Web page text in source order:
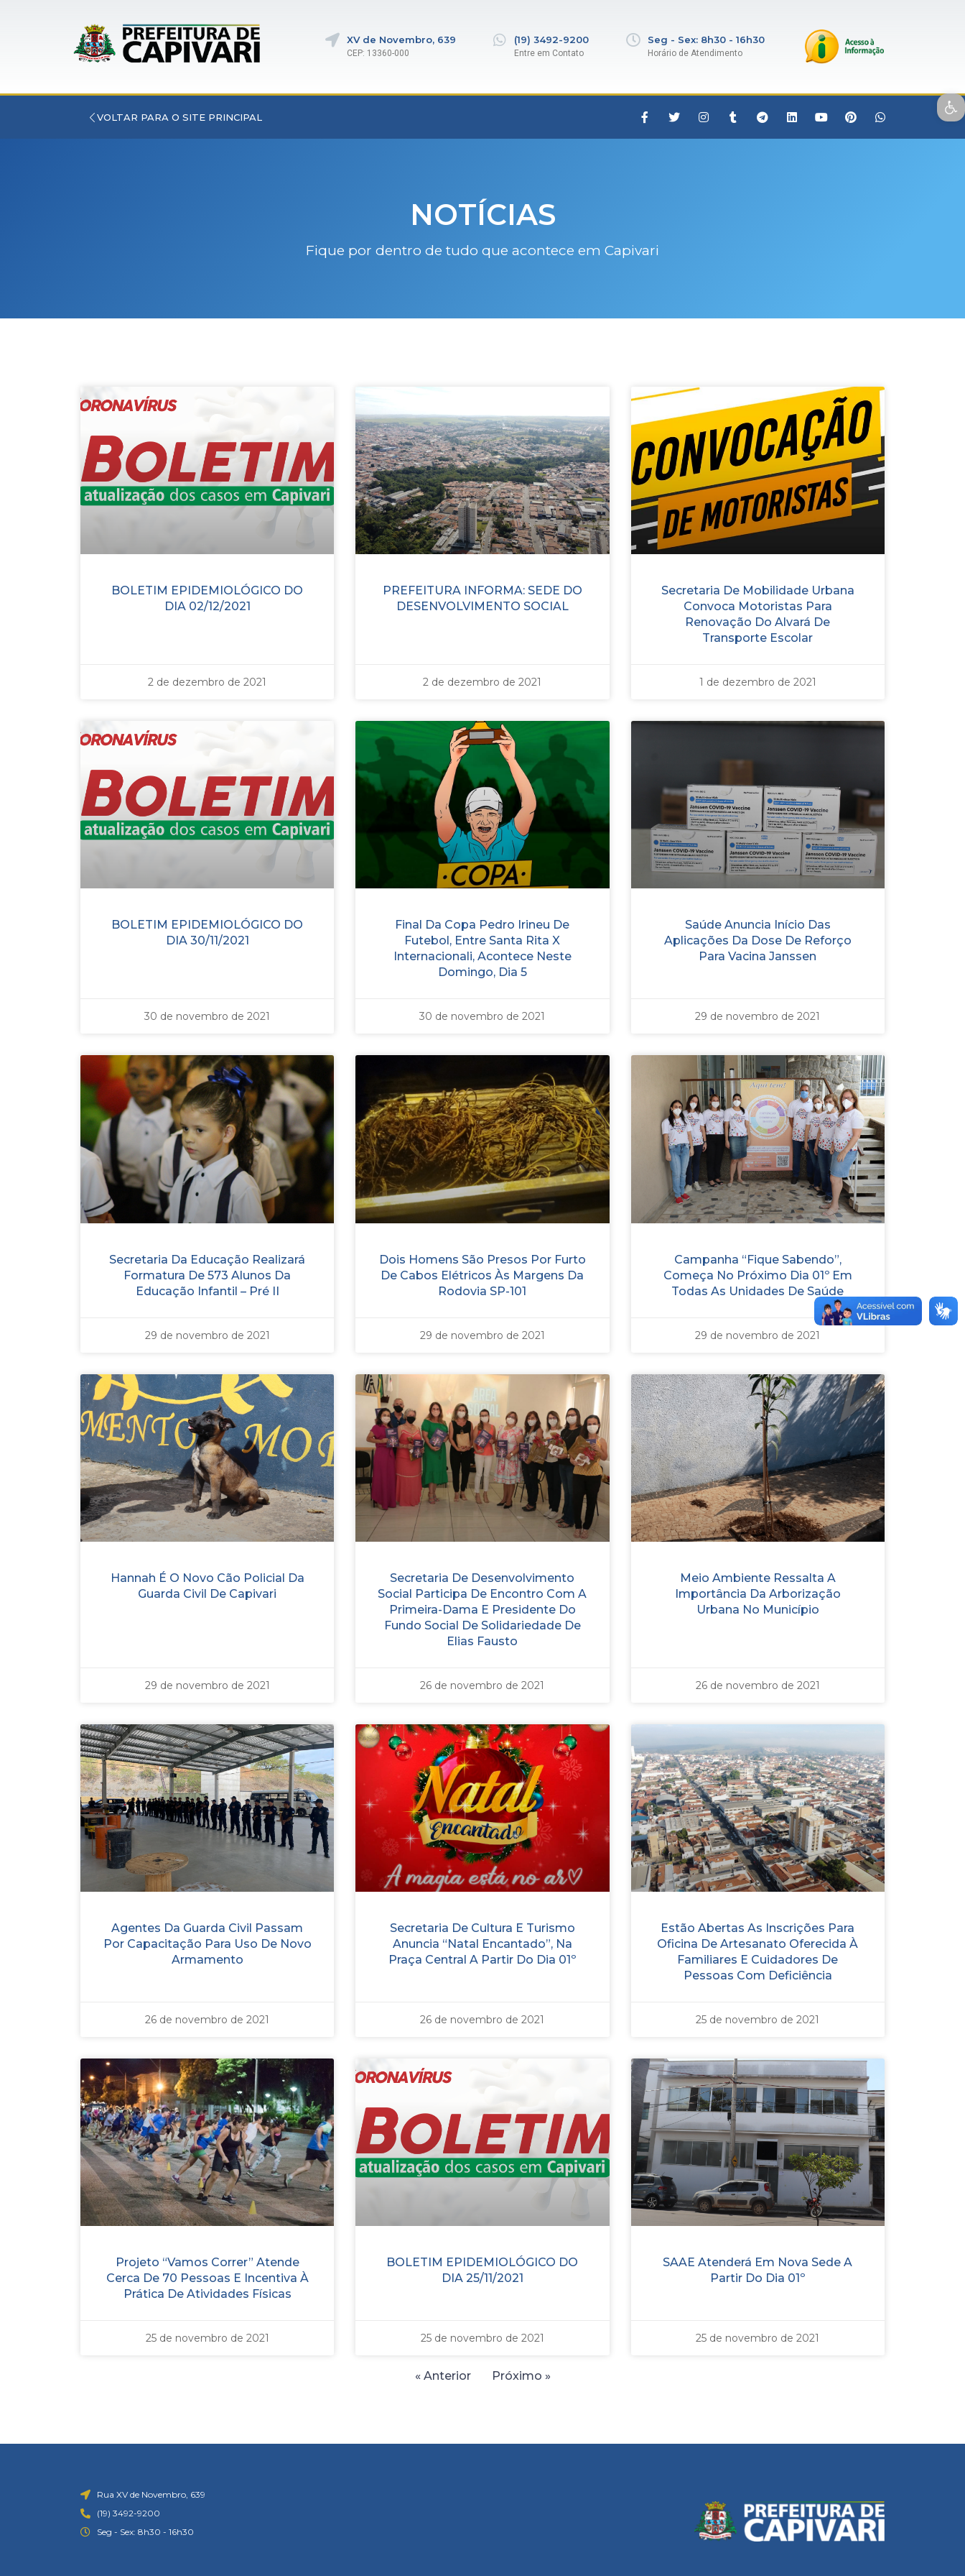
Open toolbar
XV de Novembro, 639
CEP: 13360-000
(19) 3492-9200
Entre em Contato
Seg - Sex: 8h30 - 16h30
Horário de Atendimento
VOLTAR PARA O SITE PRINCIPAL
NOTÍCIAS
Fique por dentro de tudo que acontece em Capivari
BOLETIM EPIDEMIOLÓGICO DO
DIA 02/12/2021
2 de dezembro de 2021
PREFEITURA INFORMA: SEDE DO
DESENVOLVIMENTO SOCIAL
2 de dezembro de 2021
Secretaria De Mobilidade Urbana
Convoca Motoristas Para
Renovação Do Alvará De
Transporte Escolar
1 de dezembro de 2021
BOLETIM EPIDEMIOLÓGICO DO
DIA 30/11/2021
30 de novembro de 2021
Final Da Copa Pedro Irineu De
Futebol, Entre Santa Rita X
Internacionali, Acontece Neste
Domingo, Dia 5
30 de novembro de 2021
Saúde Anuncia Início Das
Aplicações Da Dose De Reforço
Para Vacina Janssen
29 de novembro de 2021
Secretaria Da Educação Realizará
Formatura De 573 Alunos Da
Educação Infantil – Pré II
29 de novembro de 2021
Dois Homens São Presos Por Furto
De Cabos Elétricos Às Margens Da
Rodovia SP-101
29 de novembro de 2021
Campanha “Fique Sabendo”,
Começa No Próximo Dia 01º Em
Todas As Unidades De Saúde
29 de novembro de 2021
Hannah É O Novo Cão Policial Da
Guarda Civil De Capivari
29 de novembro de 2021
Secretaria De Desenvolvimento
Social Participa De Encontro Com A
Primeira-Dama E Presidente Do
Fundo Social De Solidariedade De
Elias Fausto
26 de novembro de 2021
Meio Ambiente Ressalta A
Importância Da Arborização
Urbana No Município
26 de novembro de 2021
Agentes Da Guarda Civil Passam
Por Capacitação Para Uso De Novo
Armamento
26 de novembro de 2021
Secretaria De Cultura E Turismo
Anuncia “Natal Encantado”, Na
Praça Central A Partir Do Dia 01º
26 de novembro de 2021
Estão Abertas As Inscrições Para
Oficina De Artesanato Oferecida À
Familiares E Cuidadores De
Pessoas Com Deficiência
25 de novembro de 2021
Projeto “Vamos Correr” Atende
Cerca De 70 Pessoas E Incentiva À
Prática De Atividades Físicas
25 de novembro de 2021
BOLETIM EPIDEMIOLÓGICO DO
DIA 25/11/2021
25 de novembro de 2021
SAAE Atenderá Em Nova Sede A
Partir Do Dia 01º
25 de novembro de 2021
« Anterior Próximo »
Rua XV de Novembro, 639
(19) 3492-9200
Seg - Sex: 8h30 - 16h30